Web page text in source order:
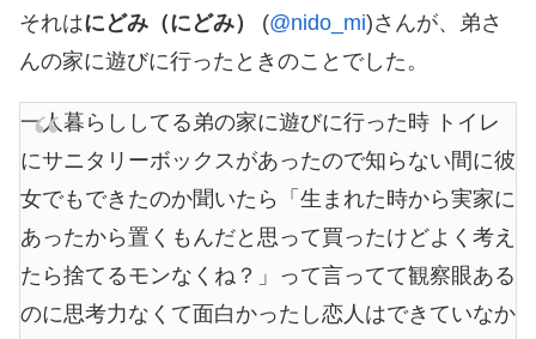
それはにどみ（にどみ） (@nido_mi)さんが、弟さ
んの家に遊びに行ったときのことでした。
一人暮らししてる弟の家に遊びに行った時 トイレ
にサニタリーボックスがあったので知らない間に彼
女でもできたのか聞いたら「生まれた時から実家に
あったから置くもんだと思って買ったけどよく考え
たら捨てるモンなくね？」って言ってて観察眼ある
のに思考力なくて面白かったし恋人はできていなか